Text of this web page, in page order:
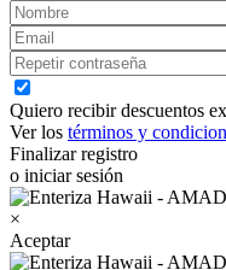
Quiero recibir descuentos
Ver los términos y
Finalizar registro
o iniciar sesión
×
Aceptar